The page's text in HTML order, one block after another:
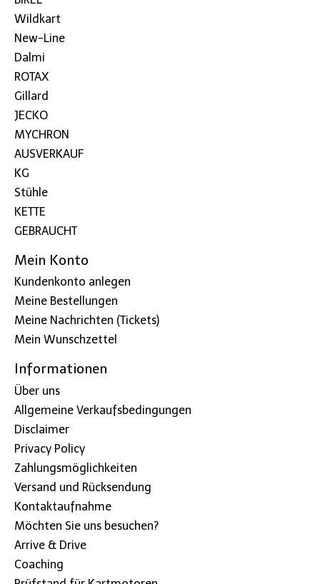
Wildkart
New-Line
Dalmi
ROTAX
Gillard
JECKO
MYCHRON
AUSVERKAUF
KG
Stühle
KETTE
GEBRAUCHT
Mein Konto
Kundenkonto anlegen
Meine Bestellungen
Meine Nachrichten (Tickets)
Mein Wunschzettel
Informationen
Über uns
Allgemeine Verkaufsbedingungen
Disclaimer
Privacy Policy
Zahlungsmöglichkeiten
Versand und Rücksendung
Kontaktaufnahme
Möchten Sie uns besuchen?
Arrive & Drive
Coaching